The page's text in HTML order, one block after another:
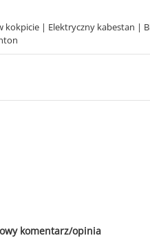
kokpicie | Elektryczny kabestan |
komentarz/opinia